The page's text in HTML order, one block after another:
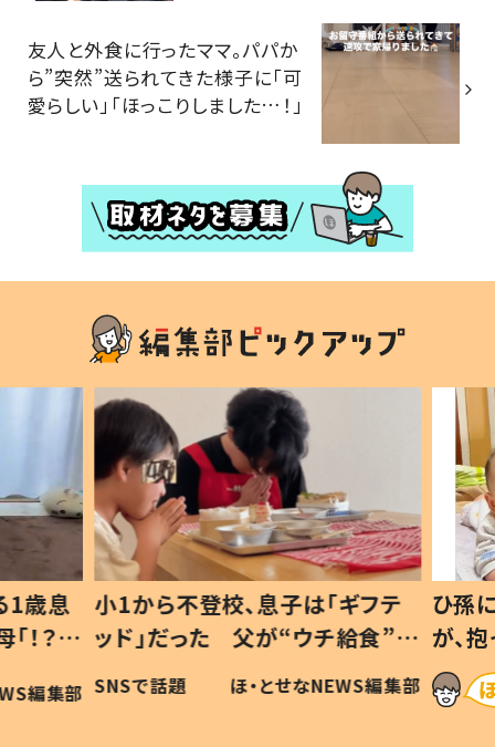
友人と外食に行ったママ。パパか
ら”突然”送られてきた様子に「可
愛らしい」「ほっこりしました…！」
歳息
？」
編集部
小1から不登校、息子は「ギフテ
ッド」だった 父が“ウチ給食”を
作り続ける理由とは #令和の親
#令和の子
SNSで話題 ほ・とせなNEWS編集部
ひ孫
が、
「涙
い」